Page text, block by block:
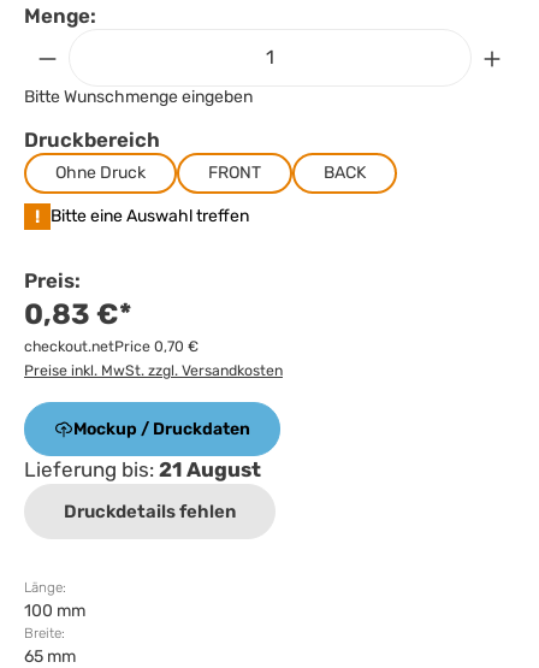
Menge:
Bitte Wunschmenge eingeben
Druckbereich
Ohne Druck FRONT BACK
! Bitte eine Auswahl treffen
Preis:
0,83 €*
checkout.netPrice 0,70 €
Preise inkl. MwSt. zzgl. Versandkosten
Mockup / Druckdaten
Lieferung bis: 21 August
Druckdetails fehlen
Länge:
100 mm
Breite:
65 mm